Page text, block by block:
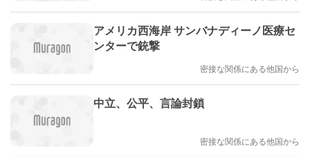
アメリカ西海岸 サンバナディーノ医療セ
ンターで銃撃
密接な関係にある他国から
中立、公平、言論封鎖
密接な関係にある他国から